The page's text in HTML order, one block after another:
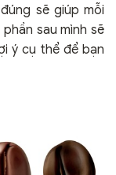
sẽ giúp mỗi
sau mình sẽ
ý cụ thể để bạn